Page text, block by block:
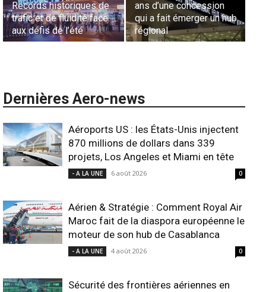
aériennes en Afrique :
L’appel urgent à
l’harmonisation globale
Lionel Rault
ANSCO
concession
émerger un hub
Dernières Aero-news
Aéroports US : les États-Unis injectent
870 millions de dollars dans 339
projets, Los Angeles et Miami en tête
- A LA UNE 6 août 2026 0
Aérien & Stratégie : Comment Royal Air
Maroc fait de la diaspora européenne le
moteur de son hub de Casablanca
- A LA UNE 4 août 2026 0
Sécurité des frontières aériennes en